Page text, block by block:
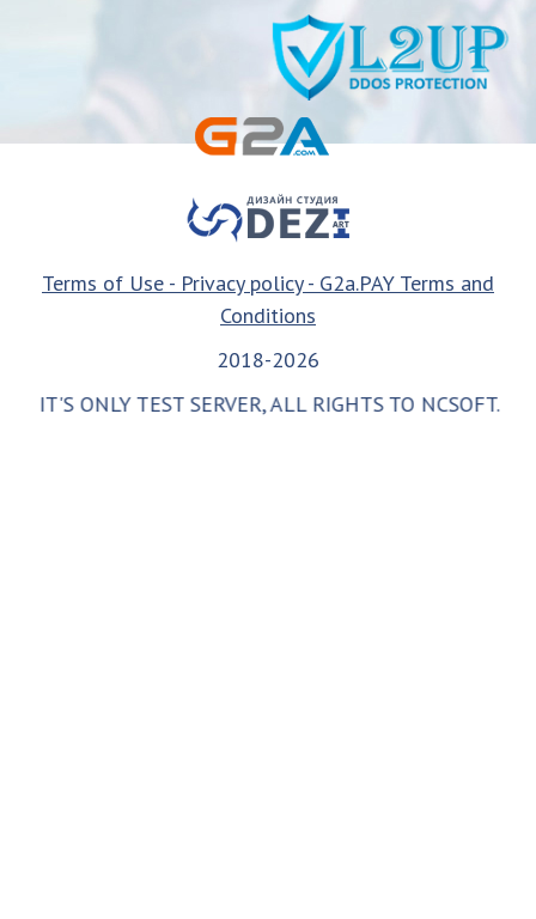
Terms of Use - Privacy policy - G2a.PAY Terms and
Conditions
2018-2026
IT'S ONLY TEST SERVER, ALL RIGHTS TO NCSOFT.